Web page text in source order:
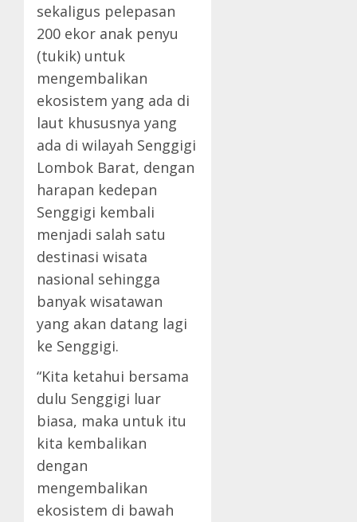
sekaligus pelepasan
200 ekor anak penyu
(tukik) untuk
mengembalikan
ekosistem yang ada di
laut khususnya yang
ada di wilayah Senggigi
Lombok Barat, dengan
harapan kedepan
Senggigi kembali
menjadi salah satu
destinasi wisata
nasional sehingga
banyak wisatawan
yang akan datang lagi
ke Senggigi.
“Kita ketahui bersama
dulu Senggigi luar
biasa, maka untuk itu
kita kembalikan
dengan
mengembalikan
ekosistem di bawah